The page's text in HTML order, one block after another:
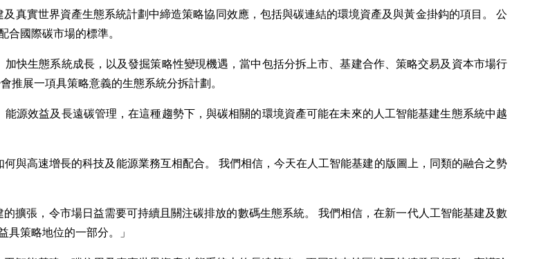
真實世界資產生態系統計劃中締造策略協同效應，包括與碳連結的環境資產及與黃金掛鈎的項目。 公
國際碳市場的標準。
快生態系統成長，以及發掘策略性變現機遇，當中包括分拆上市、基建合作、策略交易及資本市場行
推展一項具策略意義的生態系統分拆計劃。
源效益及長遠碳管理，在這種趨勢下，與碳相關的環境資產可能在未來的人工智能基建生態系統中越
與高速增長的科技及能源業務互相配合。 我們相信，今天在人工智能基建的版圖上，同類的融合之勢
張，令市場日益需要可持續且關注碳排放的數碼生態系統。 我們相信，在新一代人工智能基建及數
策略地位的一部分。」